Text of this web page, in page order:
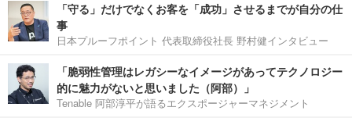
「守る」だけでなくお客を「成功」させるまでが自分の仕
事
日本プルーフポイント 代表取締役社長 野村健インタビュー
「脆弱性管理はレガシーなイメージがあってテクノロジー
的に魅力がないと思いました（阿部）」
Tenable 阿部淳平が語るエクスポージャーマネジメント